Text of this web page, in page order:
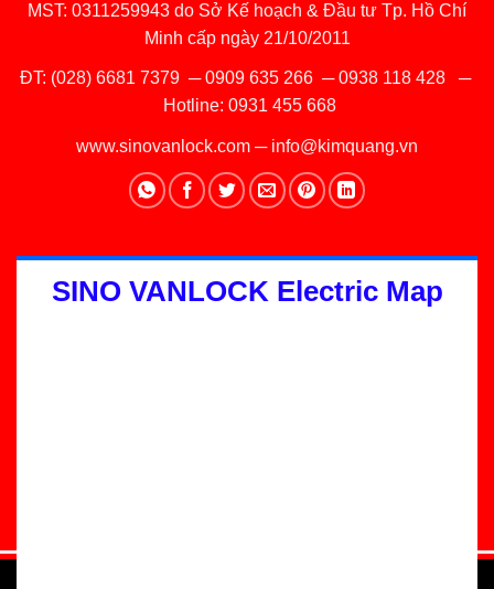
MST: 0311259943 do Sở Kế hoạch & Đầu tư Tp. Hồ Chí
Minh cấp ngày 21/10/2011
ĐT: (028) 6681 7379 ─0909 635 266─0938 118 428─
Hotline: 0931 455 668
www.sinovanlock.com ─ info@kimquang.vn
SINO VANLOCK Electric Map